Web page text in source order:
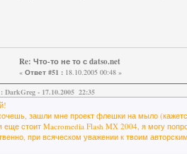
Re: Что-то не то с datso.net
« Ответ #51 : 18.10.2005 00:48 »
DarkGreg - 17.10.2005 22:35
зашли мне проект флешки на мыло
еще стоит Macromedia Flash MX 2004, я могу
при всяческом уважении к твоим